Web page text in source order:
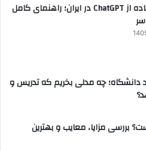
نحوه استفاده از ChatGPT در ایران؛ راهنمای کامل
چه مدلی بخریم که تدریس و
بررسی مزایا، معایب و بهترین